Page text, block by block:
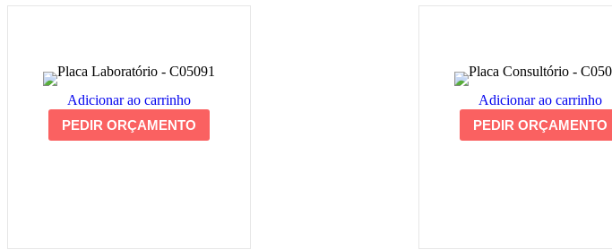
Adicionar ao carrinho
PEDIR ORÇAMENTO
Adicionar ao carrinho
PEDIR ORÇAMENTO